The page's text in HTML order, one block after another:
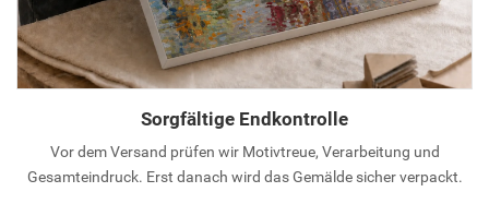
Sorgfältige Endkontrolle
Vor dem Versand prüfen wir Motivtreue, Verarbeitung und
Gesamteindruck. Erst danach wird das Gemälde sicher verpackt.